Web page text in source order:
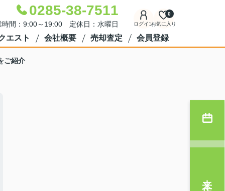
0285-38-7511
時間：9:00～19:00 定休日：水曜日 ログインお気に入り
0
エスト 会社概要 売却査定 会員登録
ご紹介
来店予約